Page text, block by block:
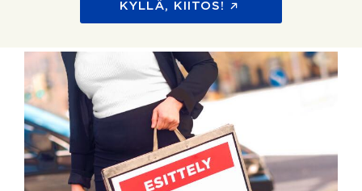
KYLLÄ, KIITOS!